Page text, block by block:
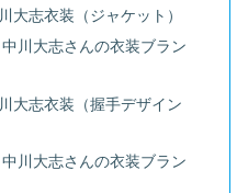
大志衣装（ジャケット）
川大志さんの衣装ブラン
大志衣装（握手デザイン
川大志さんの衣装ブラン